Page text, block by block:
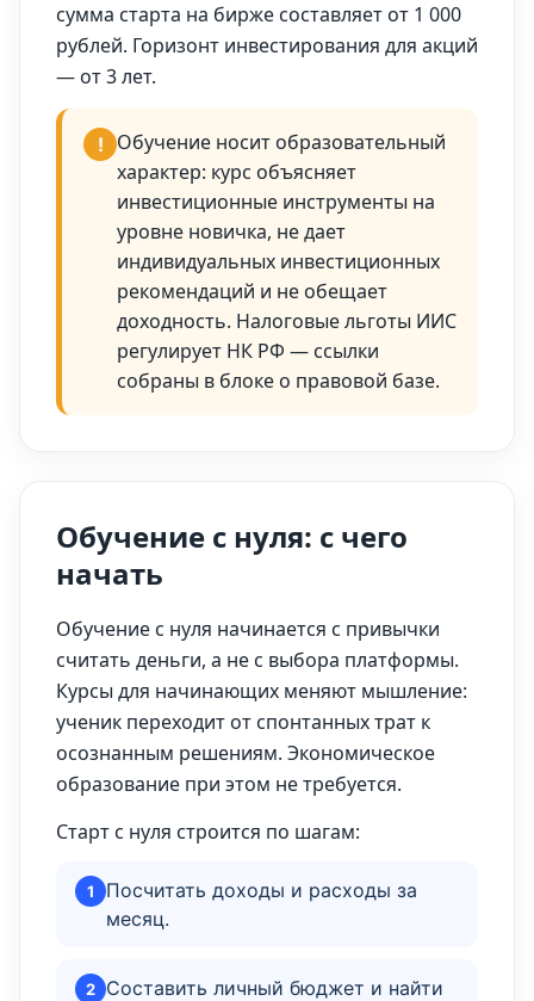
сумма старта на бирже составляет от 1 000
рублей. Горизонт инвестирования для акций
— от 3 лет.
!
Обучение носит образовательный
характер: курс объясняет
инвестиционные инструменты на
уровне новичка, не дает
индивидуальных инвестиционных
рекомендаций и не обещает
доходность. Налоговые льготы ИИС
регулирует НК РФ — ссылки
собраны в блоке о правовой базе.
Обучение с нуля: с чего
начать
Обучение с нуля начинается с привычки
считать деньги, а не с выбора платформы.
Курсы для начинающих меняют мышление:
ученик переходит от спонтанных трат к
осознанным решениям. Экономическое
образование при этом не требуется.
Старт с нуля строится по шагам:
1
Посчитать доходы и расходы за
месяц.
2
Составить личный бюджет и найти